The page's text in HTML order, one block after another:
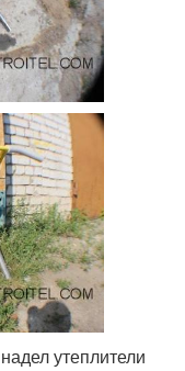
утеплители